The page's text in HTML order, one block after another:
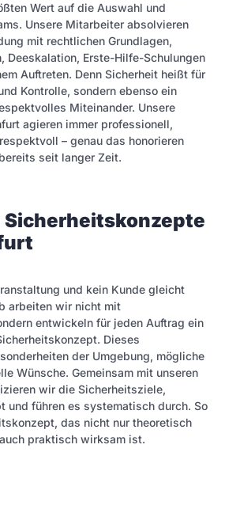
Wert auf die Auswahl und
Unsere Mitarbeiter absolvieren
mit rechtlichen Grundlagen,
Deeskalation, Erste-Hilfe-Schulungen
Auftreten. Denn Sicherheit heißt für
Kontrolle, sondern ebenso ein
Miteinander. Unsere
agieren immer professionell,
– genau das honorieren
seit langer Zeit.
und kein Kunde gleicht
arbeiten wir nicht mit
entwickeln für jeden Auftrag ein
Dieses
der Umgebung, mögliche
Wünsche. Gemeinsam mit unseren
wir die Sicherheitsziele,
und führen es systematisch durch. So
das nicht nur theoretisch
praktisch wirksam ist.